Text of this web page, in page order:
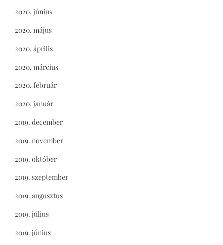
2020. június
2020. május
2020. április
2020. március
2020. február
2020. január
2019. december
2019. november
2019. október
2019. szeptember
2019. augusztus
2019. július
2019. június